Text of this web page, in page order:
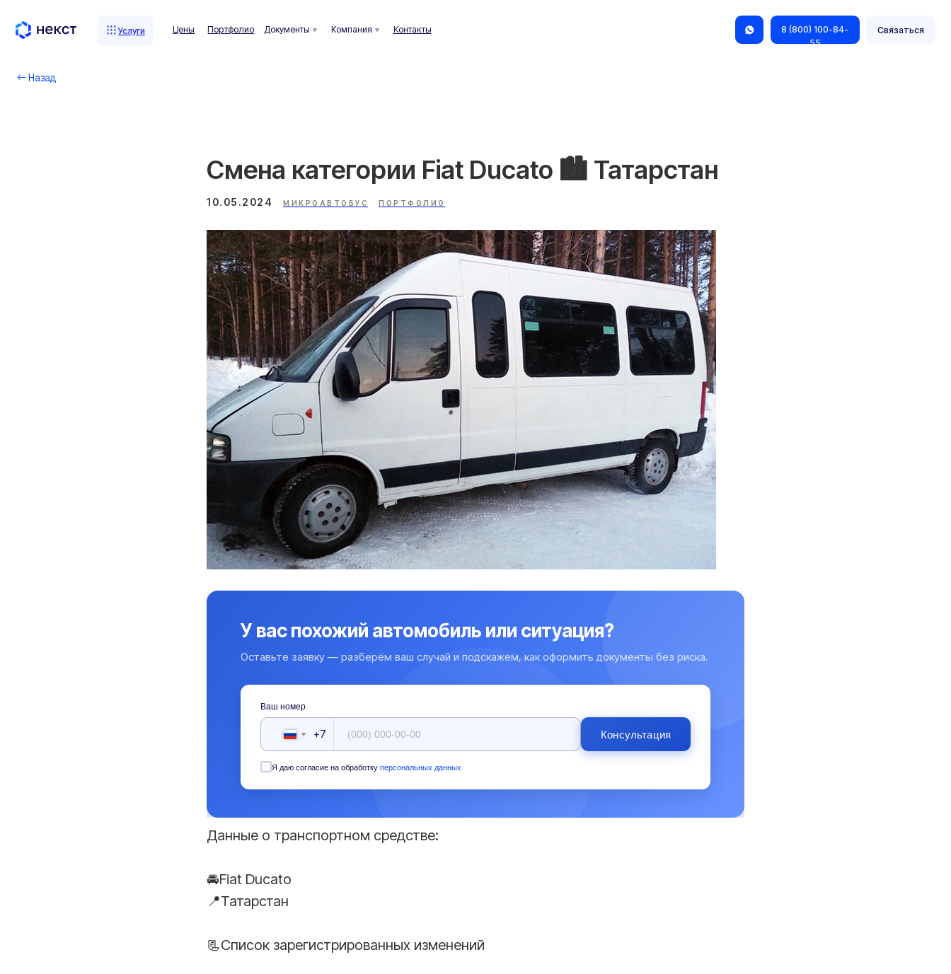
Связаться
8 (800) 100-84-
Цены Портфолио Контакты
Документы Компания
Услуги
Услуги
Смена категории Fiat Ducato 🏙️ Татарстан
10.05.2024 МИКРОАВТОБУС ПОРТФОЛИО
У вас похожий автомобиль или ситуация?
Оставьте заявку — разберём ваш случай и подскажем, как оформить документы без риска.
Ваш номер
+7 Консультация
Я даю согласие на обработку персональных данных
Данные о транспортном средстве:
🚘Fiat Ducato
📍Татарстан
📃Список зарегистрированных изменений